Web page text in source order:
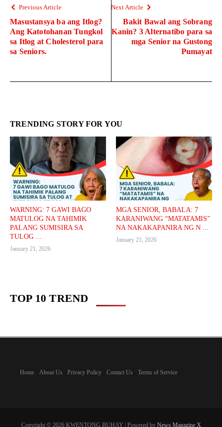
Previous Article
Masustansya ba ang Itlog?
Ang Katotohanan Tungkol
sa Itlog at Cholesterol para
sa Seniors.
Next Article
Bakit Bawal ang Sobrang
Kanin? 3 Alternatibo para sa
mga Senior na Gustong
Pumayat
TRENDING STORY FOR YOU
WARNING: 7 GAWI BAGO
MATULOG NA TAHIMIK
PALANG SUMISIRA SA
TULOG ...
January 21, 2026
MGA SENIOR, BABALA: 7
KARANIWANG “MATATAMIS”
NA NAKAKAPANIRA NG N ...
January 21, 2026
TOP 10 TREND
Home About Us Privacy Policy Contact Us Terms of Service
Copyright © 2026 KWENTONG BUHAY | Powered by News Magazine X